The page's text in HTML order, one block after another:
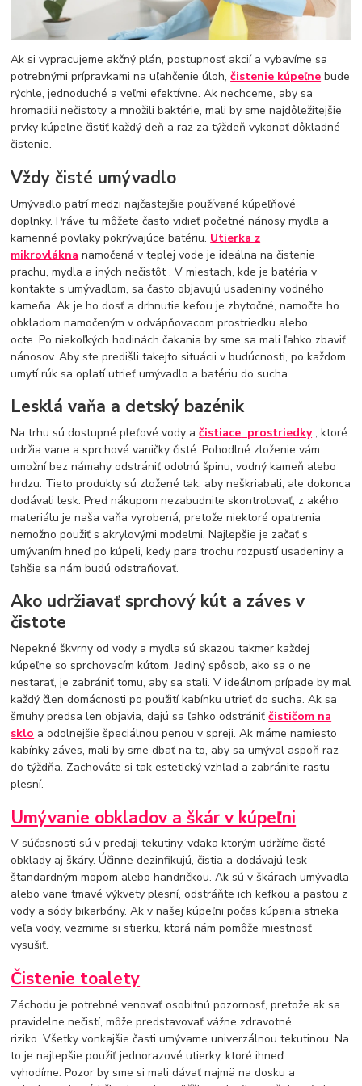
Ak si vypracujeme akčný plán, postupnosť akcií a vybavíme sa
potrebnými prípravkami na uľahčenie úloh,čistenie kúpeľne bude
rýchle, jednoduché a veľmi efektívne. Ak nechceme, aby sa
hromadili nečistoty a množili baktérie, mali by sme najdôležitejšie
prvky kúpeľne čistiť každý deň a raz za týždeň vykonať dôkladné
čistenie.
Vždy čisté umývadlo
Umývadlo patrí medzi najčastejšie používané kúpeľňové
doplnky. Práve tu môžete často vidieť početné nánosy mydla a
kamenné povlaky pokrývajúce batériu. Utierka z
mikrovlákna namočená v teplej vode je ideálna na čistenie
prachu, mydla a iných nečistôt . V miestach, kde je batéria v
kontakte s umývadlom, sa často objavujú usadeniny vodného
kameňa. Ak je ho dosť a drhnutie kefou je zbytočné, namočte ho
obkladom namočeným v odvápňovacom prostriedku alebo
octe. Po niekoľkých hodinách čakania by sme sa mali ľahko zbaviť
nánosov. Aby ste predišli takejto situácii v budúcnosti, po každom
umytí rúk sa oplatí utrieť umývadlo a batériu do sucha.
Lesklá vaňa a detský bazénik
Na trhu sú dostupné pleťové vody ačistiace prostriedky, ktoré
udržia vane a sprchové vaničky čisté. Pohodlné zloženie vám
umožní bez námahy odstrániť odolnú špinu, vodný kameň alebo
hrdzu. Tieto produkty sú zložené tak, aby neškriabali, ale dokonca
dodávali lesk. Pred nákupom nezabudnite skontrolovať, z akého
materiálu je naša vaňa vyrobená, pretože niektoré opatrenia
nemožno použiť s akrylovými modelmi. Najlepšie je začať s
umývaním hneď po kúpeli, kedy para trochu rozpustí usadeniny a
ľahšie sa nám budú odstraňovať.
Ako udržiavať sprchový kút a záves v
čistote
Nepekné škvrny od vody a mydla sú skazou takmer každej
kúpeľne so sprchovacím kútom. Jediný spôsob, ako sa o ne
nestarať, je zabrániť tomu, aby sa stali. V ideálnom prípade by mal
každý člen domácnosti po použití kabínku utrieť do sucha. Ak sa
šmuhy predsa len objavia, dajú sa ľahko odstrániťčističom na
sklo a odolnejšie špeciálnou penou v spreji. Ak máme namiesto
kabínky záves, mali by sme dbať na to, aby sa umýval aspoň raz
do týždňa. Zachováte si tak estetický vzhľad a zabránite rastu
plesní.
Umývanie obkladov a škár v kúpeľni
V súčasnosti sú v predaji tekutiny, vďaka ktorým udržíme čisté
obklady aj škáry. Účinne dezinfikujú, čistia a dodávajú lesk
štandardným mopom alebo handričkou. Ak sú v škárach umývadla
alebo vane tmavé výkvety plesní, odstráňte ich kefkou a pastou z
vody a sódy bikarbóny. Ak v našej kúpeľni počas kúpania strieka
veľa vody, vezmime si stierku, ktorá nám pomôže miestnosť
vysušiť.
Čistenie toalety
Záchodu je potrebné venovať osobitnú pozornosť, pretože ak sa
pravidelne nečistí, môže predstavovať vážne zdravotné
riziko. Všetky vonkajšie časti umývame univerzálnou tekutinou. Na
to je najlepšie použiť jednorazové utierky, ktoré ihneď
vyhodíme. Pozor by sme si mali dávať najmä na dosku a